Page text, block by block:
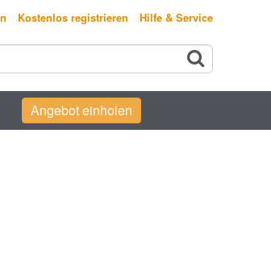
Kostenlos registrieren Hilfe & Service
Angebot einholen